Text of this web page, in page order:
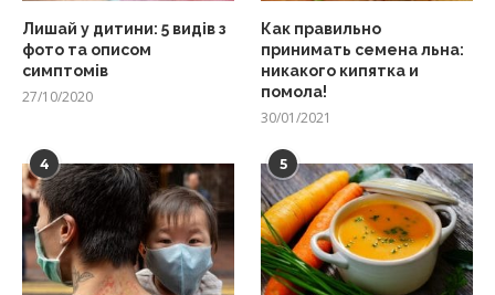
Лишай у дитини: 5 видів з
фото та описом
симптомів
27/10/2020
Как правильно
принимать семена льна:
никакого кипятка и
помола!
30/01/2021
4 5